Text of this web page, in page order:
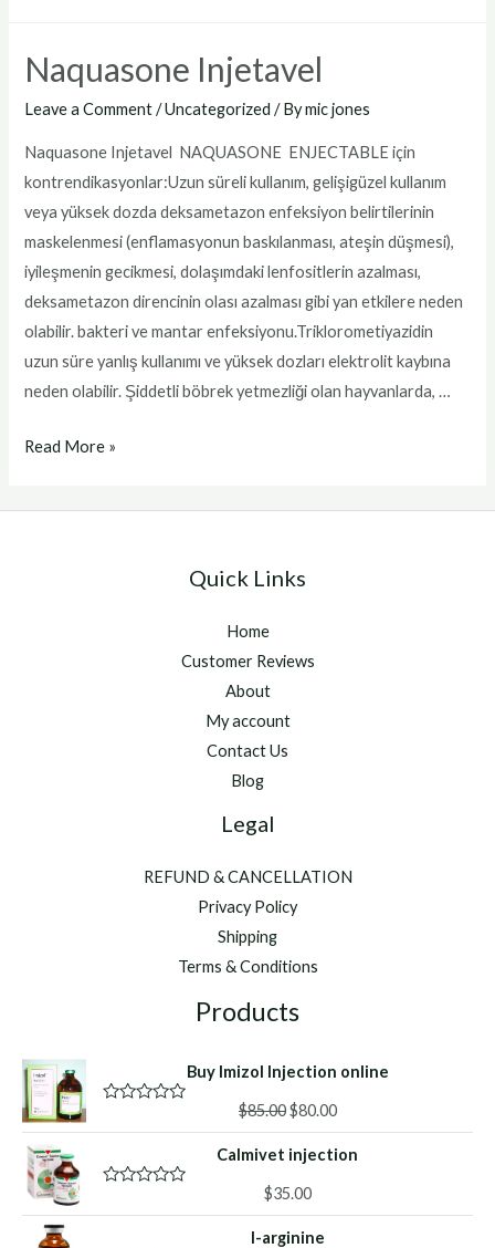
Naquasone Injetavel
Leave a Comment /Uncategorized / Bymic jones
Naquasone Injetavel NAQUASONE ENJECTABLE için
kontrendikasyonlar:Uzun süreli kullanım, gelişigüzel kullanım
veya yüksek dozda deksametazon enfeksiyon belirtilerinin
maskelenmesi (enflamasyonun baskılanması, ateşin düşmesi),
iyileşmenin gecikmesi, dolaşımdaki lenfositlerin azalması,
deksametazon direncinin olası azalması gibi yan etkilere neden
olabilir. bakteri ve mantar enfeksiyonu.Triklorometiyazidin
uzun süre yanlış kullanımı ve yüksek dozları elektrolit kaybına
neden olabilir. Şiddetli böbrek yetmezliği olan hayvanlarda, …
Naquasone
Read More »
Quick Links
Home
Customer Reviews
About
My account
Contact Us
Blog
Legal
REFUND & CANCELLATION
Privacy Policy
Shipping
Terms & Conditions
Products
Buy Imizol Injection online
a
d
$85.00Original
price
was:
$80.00Current
price
is:
Calmivet injection
a
$35.00
l-arginine